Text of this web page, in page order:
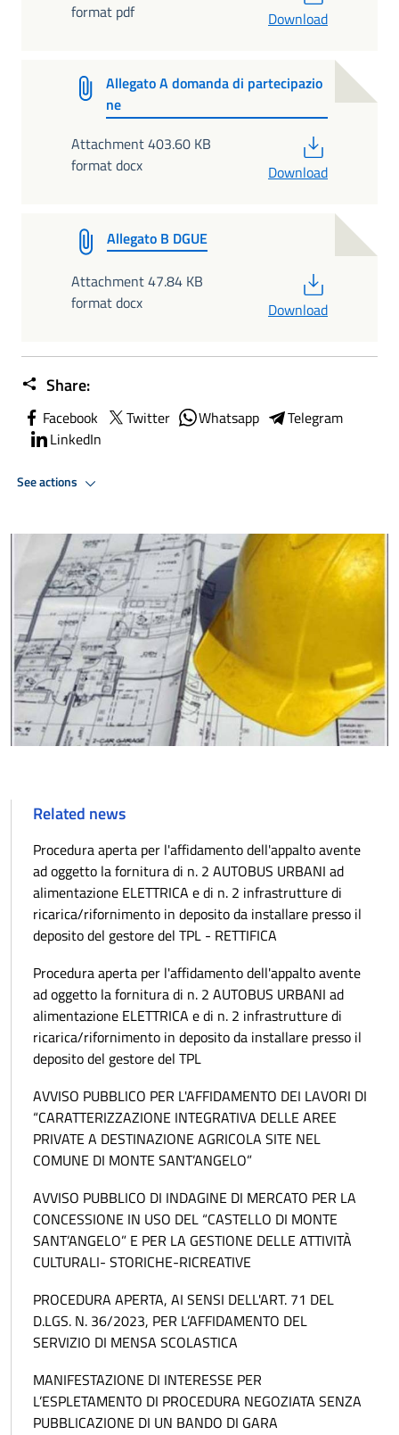
format pdf
Download
Allegato A domanda di partecipazio
ne
Attachment 403.60 KB
format docx
Download
Allegato B DGUE
Attachment 47.84 KB
format docx
Download
Share:
Facebook Twitter Whatsapp
Telegram
LinkedIn
See actions
Related news
Procedura aperta per l'affidamento dell'appalto avente
ad oggetto la fornitura di n. 2 AUTOBUS URBANI ad
alimentazione ELETTRICA e di n. 2 infrastrutture di
ricarica/rifornimento in deposito da installare presso il
deposito del gestore del TPL - RETTIFICA
Procedura aperta per l'affidamento dell'appalto avente
ad oggetto la fornitura di n. 2 AUTOBUS URBANI ad
alimentazione ELETTRICA e di n. 2 infrastrutture di
ricarica/rifornimento in deposito da installare presso il
deposito del gestore del TPL
AVVISO PUBBLICO PER L'AFFIDAMENTO DEI LAVORI DI
“CARATTERIZZAZIONE INTEGRATIVA DELLE AREE
PRIVATE A DESTINAZIONE AGRICOLA SITE NEL
COMUNE DI MONTE SANT’ANGELO”
AVVISO PUBBLICO DI INDAGINE DI MERCATO PER LA
CONCESSIONE IN USO DEL “CASTELLO DI MONTE
SANT’ANGELO” E PER LA GESTIONE DELLE ATTIVITÀ
CULTURALI- STORICHE-RICREATIVE
PROCEDURA APERTA, AI SENSI DELL'ART. 71 DEL
D.LGS. N. 36/2023, PER L’AFFIDAMENTO DEL
SERVIZIO DI MENSA SCOLASTICA
MANIFESTAZIONE DI INTERESSE PER
L’ESPLETAMENTO DI PROCEDURA NEGOZIATA SENZA
PUBBLICAZIONE DI UN BANDO DI GARA